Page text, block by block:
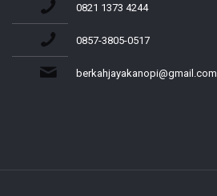
0821 1373 4244
0857-3805-0517
berkahjayakanopi@gmail.com